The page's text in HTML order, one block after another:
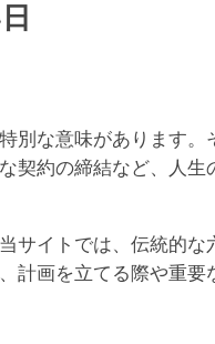
別な意味があります
契約の締結など、人生
サイトでは、伝統的
計画を立てる際や重